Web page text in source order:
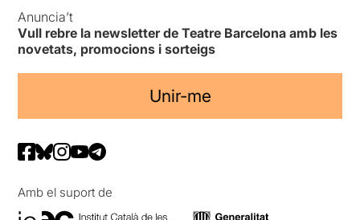
Anuncia’t
Vull rebre la newsletter de Teatre Barcelona amb les
novetats, promocions i sorteigs
Unir-me
Amb el suport de